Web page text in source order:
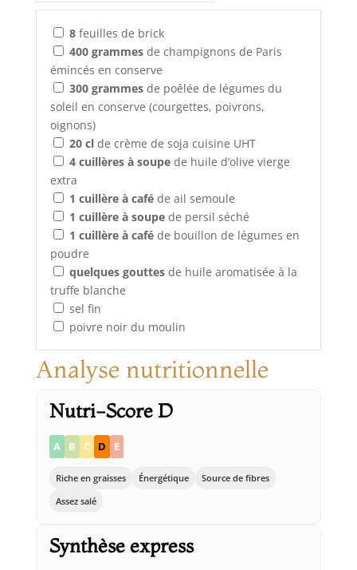
8feuilles de brick
400 grammesde champignons de Paris
émincés en conserve
300 grammesde poêlée de légumes du
soleil en conserve (courgettes, poivrons,
oignons)
20 clde crème de soja cuisine UHT
4 cuillères à soupede huile d’olive vierge
extra
1 cuillère à caféde ail semoule
1 cuillère à soupede persil séché
1 cuillère à caféde bouillon de légumes en
poudre
quelques gouttesde huile aromatisée à la
truffe blanche
sel fin
poivre noir du moulin
Analyse nutritionnelle
Nutri-Score D
A B C D E
Riche en graisses Énergétique
Source de fibres
Assez salé
Synthèse express